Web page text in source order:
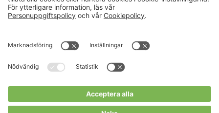
Karriär
Kalender
Verksamheter
Om Hushållningssällskapet
Hushållningssällskapens
Tjänster
Välkommen till Portalen!